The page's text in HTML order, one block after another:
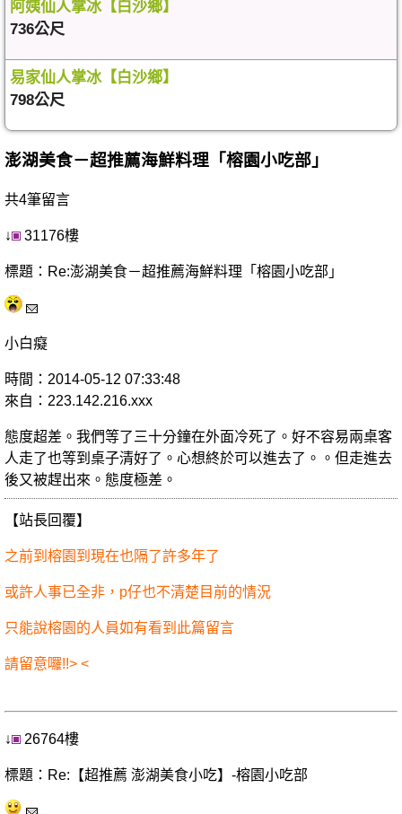
阿姨仙人掌冰【白沙鄉】
736公尺
易家仙人掌冰【白沙鄉】
798公尺
澎湖美食－超推薦海鮮料理「榕園小吃部」
共4筆留言
↓ 31176樓
標題：Re:澎湖美食－超推薦海鮮料理「榕園小吃部」
小白癡
時間：2014-05-12 07:33:48
來自：223.142.216.xxx
態度超差。我們等了三十分鐘在外面冷死了。好不容易兩桌客
人走了也等到桌子清好了。心想終於可以進去了。。但走進去
後又被趕出來。態度極差。
【站長回覆】
之前到榕園到現在也隔了許多年了
或許人事已全非，p仔也不清楚目前的情況
只能說榕園的人員如有看到此篇留言
請留意囉!!> <
↓ 26764樓
標題：Re:【超推薦 澎湖美食小吃】-榕園小吃部